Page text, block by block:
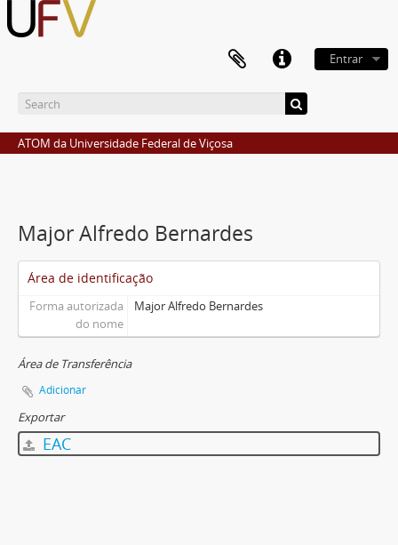
Entrar
ATOM da Universidade Federal de Viçosa
Major Alfredo Bernardes
Área de identificação
Forma autorizada
do nome
Major Alfredo Bernardes
Área de Transferência
Adicionar
Exportar
EAC